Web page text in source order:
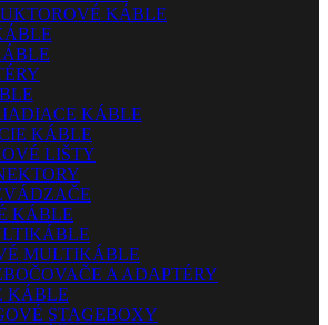
KÁBLE
KÁBLE
KÁBLE
LIŠTY
KÁBLE
MULTIKÁBLE
A ADAPTÉRY
KÁBLE
STAGEBOXY